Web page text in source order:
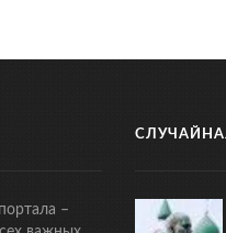
–